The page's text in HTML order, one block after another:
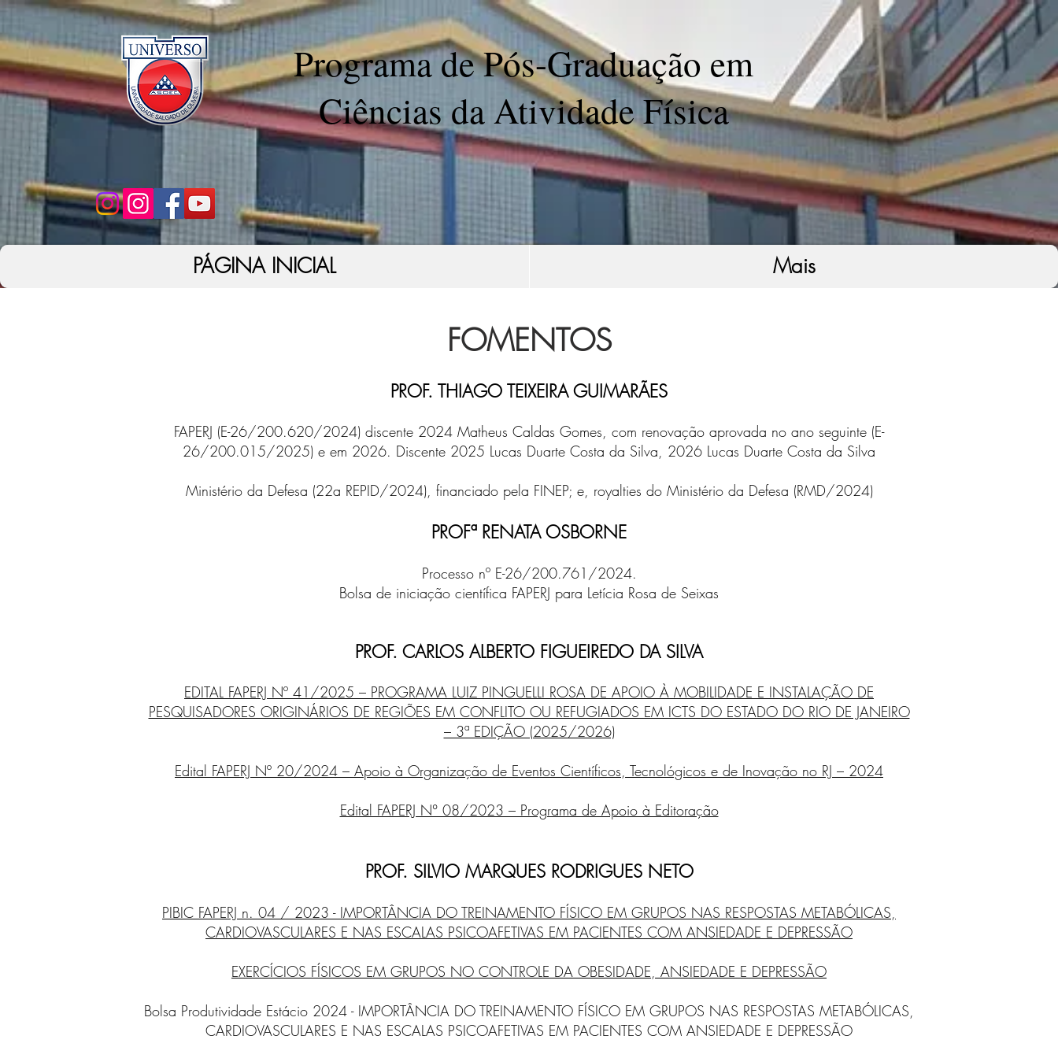
Programa de Pós-Graduação em
Ciências da Atividade Física
PÁGINA INICIAL Mais
FOMENTOS
PROF. THIAGO TEIXEIRA GUIMARÃES
FAPERJ (E-26/200.620/2024) discente 2024 Matheus Caldas Gomes, com renovação aprovada no ano seguinte (E-
26/200.015/2025) e em 2026. Discente 2025 Lucas Duarte Costa da Silva, 2026 Lucas Duarte Costa da Silva
Ministério da Defesa (22a REPID/2024), financiado pela FINEP; e, royalties do Ministério da Defesa (RMD/2024)
PROFª RENATA OSBORNE
Processo nº E-26/200.761/2024.
Bolsa de iniciação científica FAPERJ para Letícia Rosa de Seixas
PROF. CARLOS ALBERTO FIGUEIREDO DA SILVA
EDITAL FAPERJ Nº 41/2025 – PROGRAMA LUIZ PINGUELLI ROSA DE APOIO À MOBILIDADE E INSTALAÇÃO DE
PESQUISADORES ORIGINÁRIOS DE REGIÕES EM CONFLITO OU REFUGIADOS EM ICTS DO ESTADO DO RIO DE JANEIRO
– 3ª EDIÇÃO (2025/2026)
Edital FAPERJ Nº 20/2024 – Apoio à Organização de Eventos Científicos, Tecnológicos e de Inovação no RJ – 2024
Edital FAPERJ N° 08/2023 – Programa de Apoio à Editoração
PROF. SILVIO MARQUES RODRIGUES NETO
PIBIC FAPERJ n. 04 / 2023 - IMPORTÂNCIA DO TREINAMENTO FÍSICO EM GRUPOS NAS RESPOSTAS METABÓLICAS,
CARDIOVASCULARES E NAS ESCALAS PSICOAFETIVAS EM PACIENTES COM ANSIEDADE E DEPRESSÃO
EXERCÍCIOS FÍSICOS EM GRUPOS NO CONTROLE DA OBESIDADE, ANSIEDADE E DEPRESSÃO
Bolsa Produtividade Estácio 2024 - IMPORTÂNCIA DO TREINAMENTO FÍSICO EM GRUPOS NAS RESPOSTAS METABÓLICAS,
CARDIOVASCULARES E NAS ESCALAS PSICOAFETIVAS EM PACIENTES COM ANSIEDADE E DEPRESSÃO